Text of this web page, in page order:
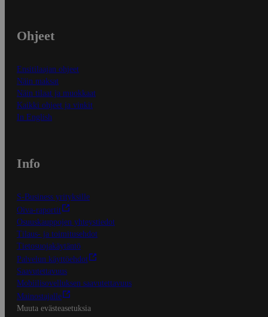
Ohjeet
Ensitilaajan ohjeet
Näin maksat
Näin tilaat ja muokkaat
Kaikki ohjeet ja vinkit
In English
Info
S-Business yrityksille
Oiva-raportit
Osuuskauppojen yhteystiedot
Tilaus- ja toimitusehdot
Tietosuojakäytäntö
Palvelun käyttöehdot
Saavutettavuus
Mobiilisovelluksen saavutettavuus
Mainostajalle
Muuta evästeasetuksia